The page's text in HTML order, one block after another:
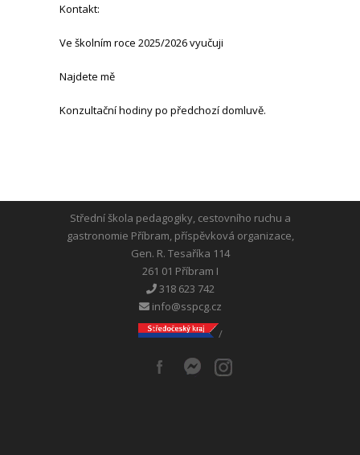
Kontakt:
Ve školním roce 2025/2026 vyučuji
Najdete mě
Konzultační hodiny po předchozí domluvě.
Střední škola pedagogiky, cestovního ruchu a
gastronomie Příbram, příspěvková organizace,
Gen. R. Tesaříka 114
261 01 Příbram I
318 623 742
info@sspcg.cz
/